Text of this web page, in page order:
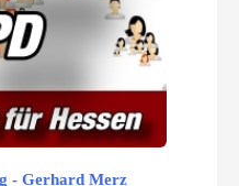
- Gerhard Merz